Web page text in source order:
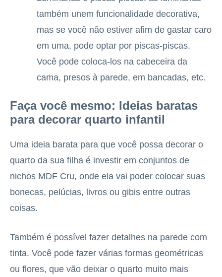
também unem funcionalidade decorativa,
mas se você não estiver afim de gastar caro
em uma, pode optar por piscas-piscas.
Você pode coloca-los na cabeceira da
cama, presos à parede, em bancadas, etc.
Faça você mesmo: Ideias baratas
para decorar quarto infantil
Uma ideia barata para que você possa decorar o
quarto da sua filha é investir em conjuntos de
nichos MDF Cru, onde ela vai poder colocar suas
bonecas, pelúcias, livros ou gibis entre outras
coisas.
Também é possível fazer detalhes na parede com
tinta. Você pode fazer várias formas geométricas
ou flores, que vão deixar o quarto muito mais